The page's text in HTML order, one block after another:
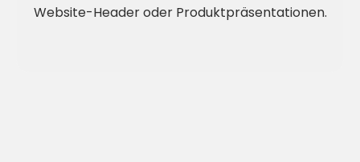
Website-Header oder Produktpräsentationen.